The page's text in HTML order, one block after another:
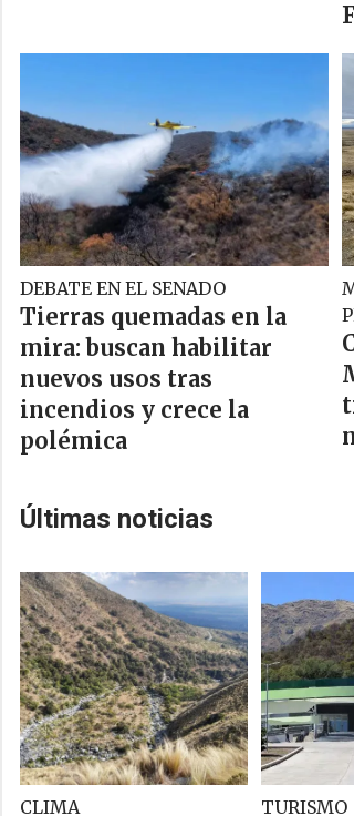
DEBATE EN EL SENADO
Tierras quemadas en la
mira: buscan habilitar
nuevos usos tras
incendios y crece la
polémica
Últimas noticias
CLIMA TURISMO